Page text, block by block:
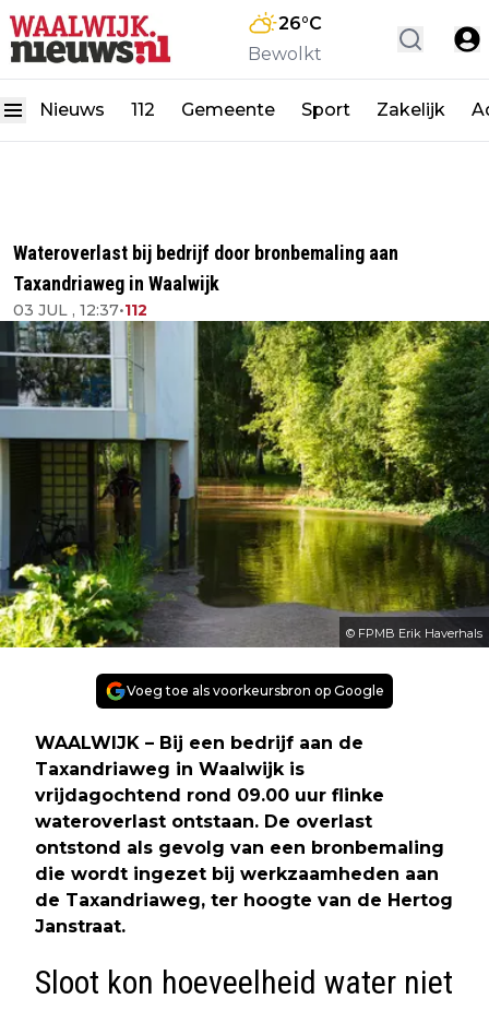
26°C
Bewolkt
Nieuws 112 Gemeente Sport Zakelijk
Wateroverlast bij bedrijf door bronbemaling aan
Taxandriaweg in Waalwijk
03 JUL , 12:37•112
© FPMB Erik Haverhals
Voeg toe als voorkeursbron op Google
WAALWIJK – Bij een bedrijf aan de
Taxandriaweg in Waalwijk is
vrijdagochtend rond 09.00 uur flinke
wateroverlast ontstaan. De overlast
ontstond als gevolg van een bronbemaling
die wordt ingezet bij werkzaamheden aan
de Taxandriaweg, ter hoogte van de Hertog
Janstraat.
Sloot kon hoeveelheid water niet